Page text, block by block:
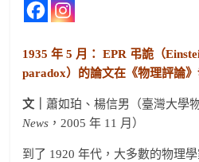
1935 年 5 月： EPR 弔詭（
paradox）的論文在《物理評論
文｜蕭如珀、楊信男（臺灣大學
News ，2005 年 11 月）
到了 1920 年代，大多數的物理